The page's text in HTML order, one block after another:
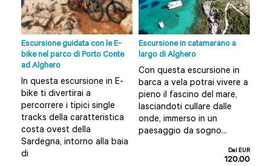
Escursione guidata con le E-
bike nel parco di Porto Conte
ad Alghero
In questa escursione in E-
bike ti divertirai a
percorrere i tipici single
tracks della caratteristica
costa ovest della
Sardegna, intorno alla baia
di
Escursione in catamarano a
largo di Alghero
Con questa escursione in
barca a vela potrai vivere a
pieno il fascino del mare,
lasciandoti cullare dalle
onde, immerso in un
paesaggio da sogno...
Dal EUR
120.00